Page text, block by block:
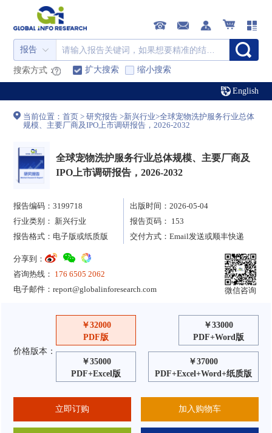
报告
搜索方式： 扩大搜索 缩小搜索
English
当前位置：首页> 研究报告>新兴行业>全球宠物洗护服务行业总体
规模、主要厂商及IPO上市调研报告，2026-2032
全球宠物洗护服务行业总体规模、主要厂商及
IPO上市调研报告，2026-2032
报告编码：3199718
出版时间：2026-05-04
行业类别： 新兴行业
报告页码： 153
报告格式：电子版或纸质版
交付方式：Email发送或顺丰快递
分享到：
咨询热线： 176 6505 2062
电子邮件：report@globalinforesearch.com 微信咨询
价格版本：
￥32000
PDF版
￥33000
PDF+Word版
￥35000
PDF+Excel版
￥37000
PDF+Excel+Word+纸质版
立即订购 加入购物车